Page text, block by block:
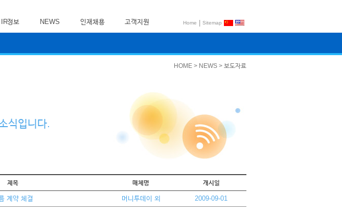
IR정보 NEWS 인재채용 고객지원 Home Sitemap
HOME > NEWS > 보도자료
식입니다.
제목 매체명 개시일
계약 체결 머니투데이 외 2009-09-01